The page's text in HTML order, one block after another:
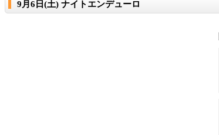
9月6日(土) ナイトエンデューロ